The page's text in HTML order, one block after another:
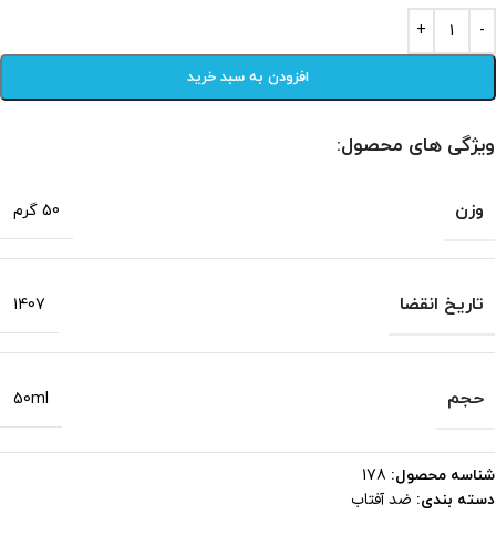
افزودن به سبد خرید
ویژگی های محصول:
وزن 50 گرم
تاریخ انقضا 1407
حجم 50ml
شناسه محصول: 178
دسته بندی: ضد آفتاب